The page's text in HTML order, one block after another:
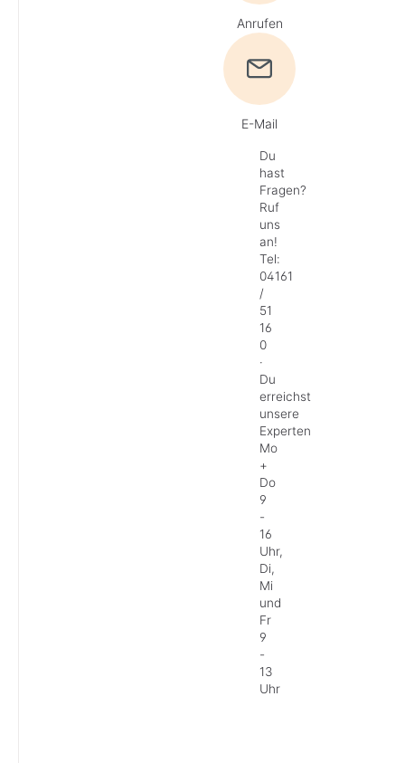
Anrufen
E-Mail
Du
hast
Fragen?
Ruf
uns
an!
Tel:
04161
/
51
16
0
·
Du
erreichst
unsere
Experten
Mo
+
Do
9
-
16
Uhr,
Di,
Mi
und
Fr
9
-
13
Uhr